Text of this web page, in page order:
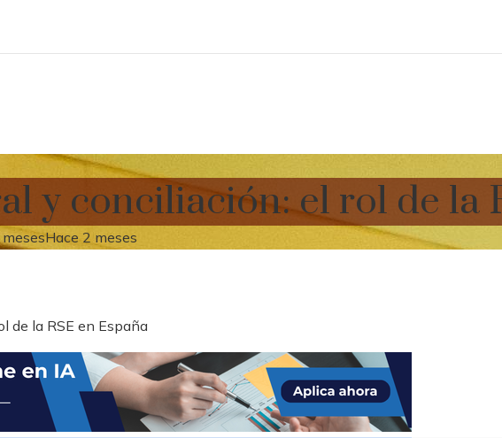
y conciliación: el rol de la
Hace 2 meses
de la RSE en España